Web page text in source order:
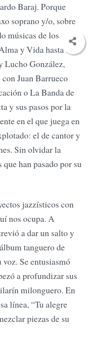
Baraj. Porque
soprano y/o, sobre
músicas de los
y Vida hasta la
Lucho González,
Juan Barrueco
o La Banda de
y sus pasos por la
en el que juega en
el de cantor y
Sin olvidar la
han pasado por su
jazzísticos con
nos ocupa. A
a dar un salto y
tanguero de
Se entusiasmó
a profundizar sus
milonguero. En
línea, “Tu alegre
piezas de su